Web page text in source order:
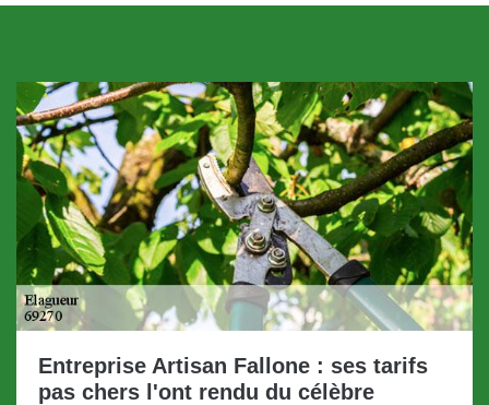
Entreprise Artisan Fallone : ses tarifs
pas chers l'ont rendu du célèbre